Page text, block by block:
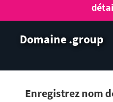
Domaine .group
Enregistrez nom